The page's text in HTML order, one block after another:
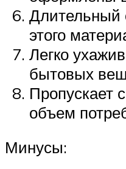
Длительный
этого
Легко
бытовых
Пропускает
объем
Минусы: